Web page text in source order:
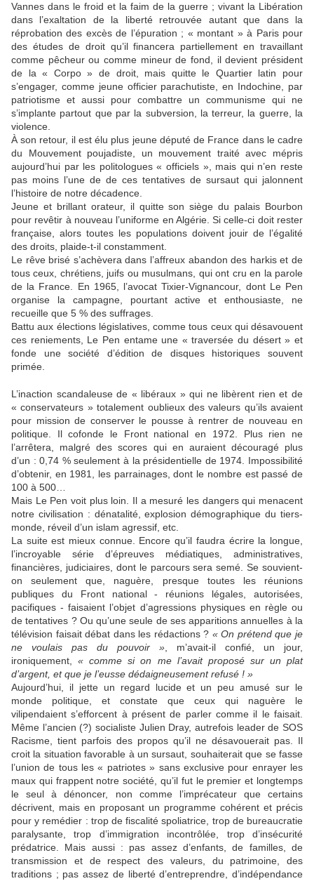
Vannes dans le froid et la faim de la guerre ; vivant la Libération
dans l’exaltation de la liberté retrouvée autant que dans la
réprobation des excès de l’épuration ; « montant » à Paris pour
des études de droit qu’il financera partiellement en travaillant
comme pêcheur ou comme mineur de fond, il devient président
de la « Corpo » de droit, mais quitte le Quartier latin pour
s’engager, comme jeune officier parachutiste, en Indochine, par
patriotisme et aussi pour combattre un communisme qui ne
s’implante partout que par la subversion, la terreur, la guerre, la
violence.
À son retour, il est élu plus jeune député de France dans le cadre
du Mouvement poujadiste, un mouvement traité avec mépris
aujourd’hui par les politologues « officiels », mais qui n’en reste
pas moins l’une de de ces tentatives de sursaut qui jalonnent
l’histoire de notre décadence.
Jeune et brillant orateur, il quitte son siège du palais Bourbon
pour revêtir à nouveau l’uniforme en Algérie. Si celle-ci doit rester
française, alors toutes les populations doivent jouir de l’égalité
des droits, plaide-t-il constamment.
Le rêve brisé s’achèvera dans l’affreux abandon des harkis et de
tous ceux, chrétiens, juifs ou musulmans, qui ont cru en la parole
de la France. En 1965, l’avocat Tixier-Vignancour, dont Le Pen
organise la campagne, pourtant active et enthousiaste, ne
recueille que 5 % des suffrages.
Battu aux élections législatives, comme tous ceux qui désavouent
ces reniements, Le Pen entame une « traversée du désert » et
fonde une société d’édition de disques historiques souvent
primée.
L’inaction scandaleuse de « libéraux » qui ne libèrent rien et de
« conservateurs » totalement oublieux des valeurs qu’ils avaient
pour mission de conserver le pousse à rentrer de nouveau en
politique. Il cofonde le Front national en 1972. Plus rien ne
l’arrêtera, malgré des scores qui en auraient découragé plus
d’un : 0,74 % seulement à la présidentielle de 1974. Impossibilité
d’obtenir, en 1981, les parrainages, dont le nombre est passé de
100 à 500…
Mais Le Pen voit plus loin. Il a mesuré les dangers qui menacent
notre civilisation : dénatalité, explosion démographique du tiers-
monde, réveil d’un islam agressif, etc.
La suite est mieux connue. Encore qu’il faudra écrire la longue,
l’incroyable série d’épreuves médiatiques, administratives,
financières, judiciaires, dont le parcours sera semé. Se souvient-
on seulement que, naguère, presque toutes les réunions
publiques du Front national - réunions légales, autorisées,
pacifiques - faisaient l’objet d’agressions physiques en règle ou
de tentatives ? Ou qu’une seule de ses apparitions annuelles à la
télévision faisait débat dans les rédactions ? « On prétend que je
ne voulais pas du pouvoir » , m’avait-il confié, un jour,
ironiquement,« comme si on me l’avait proposé sur un plat
d’argent, et que je l’eusse dédaigneusement refusé ! »
Aujourd’hui, il jette un regard lucide et un peu amusé sur le
monde politique, et constate que ceux qui naguère le
vilipendaient s’efforcent à présent de parler comme il le faisait.
Même l’ancien (?) socialiste Julien Dray, autrefois leader de SOS
Racisme, tient parfois des propos qu’il ne désavouerait pas. Il
croit la situation favorable à un sursaut, souhaiterait que se fasse
l’union de tous les « patriotes » sans exclusive pour enrayer les
maux qui frappent notre société, qu’il fut le premier et longtemps
le seul à dénoncer, non comme l’imprécateur que certains
décrivent, mais en proposant un programme cohérent et précis
pour y remédier : trop de fiscalité spoliatrice, trop de bureaucratie
paralysante, trop d’immigration incontrôlée, trop d’insécurité
prédatrice. Mais aussi : pas assez d’enfants, de familles, de
transmission et de respect des valeurs, du patrimoine, des
traditions ; pas assez de liberté d’entreprendre, d’indépendance